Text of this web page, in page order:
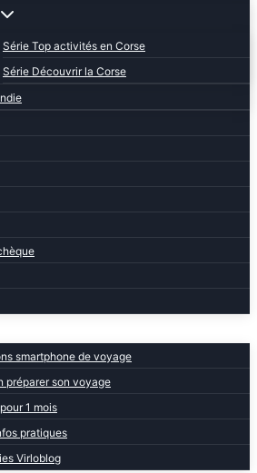
Série Top activités en Corse
Série Découvrir la Corse
smartphone de voyage
préparer son voyage
1 mois
pratiques
Virloblog